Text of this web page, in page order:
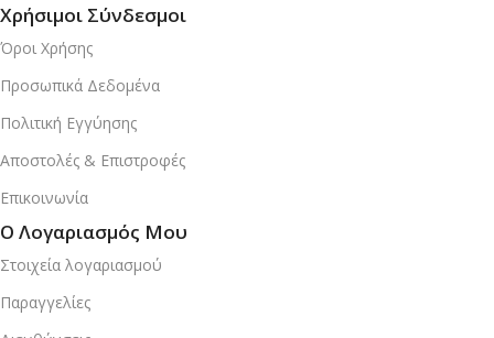
Χρήσιμοι Σύνδεσμοι
Όροι Χρήσης
Προσωπικά Δεδομένα
Πολιτική Εγγύησης
Αποστολές & Επιστροφές
Επικοινωνία
Ο Λογαριασμός Μου
Στοιχεία λογαριασμού
Παραγγελίες